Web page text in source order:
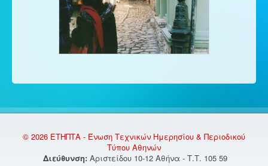
© 2026 ΕΤΗΠΤΑ - Ένωση Τεχνικών Ημερησίου & Περιοδικού
Τύπου Αθηνών
Διεύθυνση: Αριστείδου 10-12 Αθήνα - Τ.Τ. 105 59